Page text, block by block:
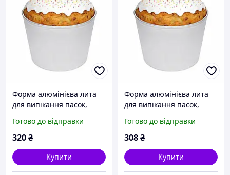
Форма алюмінієва лита
для випікання пасок,
та кексів із посиленим
бортиком по краю 1.5 л
Готово до відправки
320₴
Купити
Форма алюмінієва лита
для випікання пасок,
та кексів із посиленим
бортиком по краю 1 л
Готово до відправки
308₴
Купити